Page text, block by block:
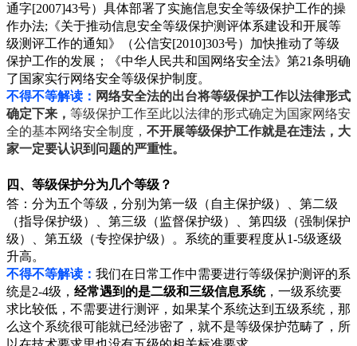
通字[2007]43号）具体部署了实施信息安全等级保护工作的操
作办法; 《关于推动信息安全等级保护测评体系建设和开展等
级测评工作的通知》（公信安[2010]303号）加快推动了等级
保护工作的发展；《中华人民共和国网络安全法》第21条明确
了 国家实行网络安全等级保护制度。
不得不等解读： 网络安全法的出台将等级保护工作以法律形式
确定下来， 等级保护工作至此以法律的形式确定为国家网络安
全的基本网络安全制度， 不开展等级保护工作就是在违法，大
家一定要认识到问题的严重性。
四、等级保护分为几个等级？
答：分为五个等级，分别为第一级（自主保护级）、第二级
（指导保护级）、第三级（监督保护级）、第四级（强制保护
级）、第五级（专控保护级）。系统的重要程度从1-5级逐级
升高。
不得不等解读： 我们在日常工作中需要进行等级保护测评的系
统是2-4级， 经常遇到的是二级和三级信息系统，一级系统要
求比较低，不需要进行测评，如果某个系统达到五级系统，那
么这个系统很可能就已经涉密了，就不是等级保护范畴了，所